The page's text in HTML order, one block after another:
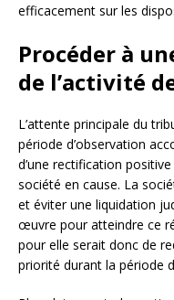
efficacement sur les
Procéder à
de l’activité
L’attente principale du
période d’observation
d’une rectification
société en cause. La
et éviter une liquidation
œuvre pour atteindre ce
pour elle serait donc de
priorité durant la période